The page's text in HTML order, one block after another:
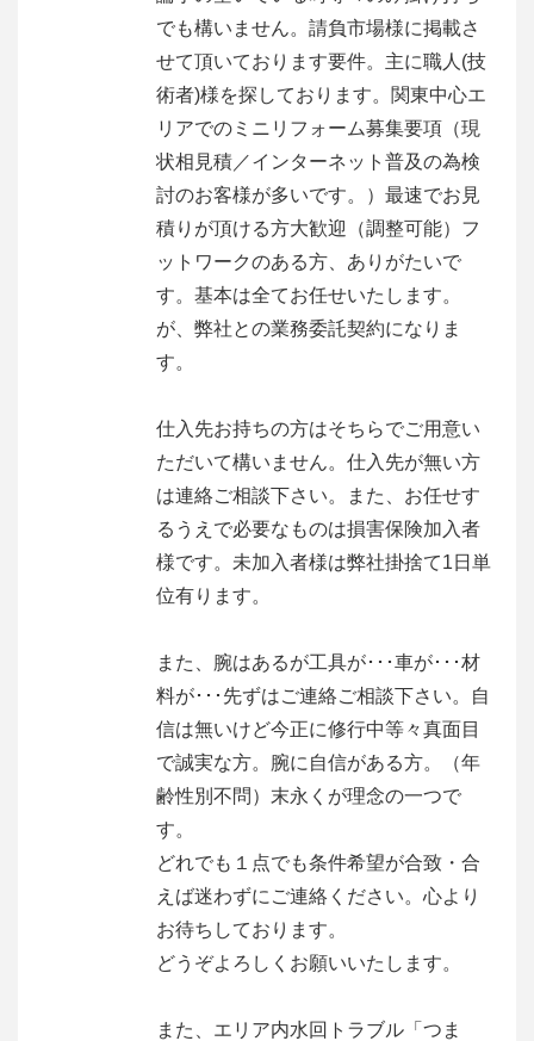
でも構いません。請負市場様に掲載さ
せて頂いております要件。主に職人(技
術者)様を探しております。関東中心エ
リアでのミニリフォーム募集要項（現
状相見積／インターネット普及の為検
討のお客様が多いです。）最速でお見
積りが頂ける方大歓迎（調整可能）フ
ットワークのある方、ありがたいで
す。基本は全てお任せいたします。
が、弊社との業務委託契約になりま
す。
仕入先お持ちの方はそちらでご用意い
ただいて構いません。仕入先が無い方
は連絡ご相談下さい。また、お任せす
るうえで必要なものは損害保険加入者
様です。未加入者様は弊社掛捨て1日単
位有ります。
また、腕はあるが工具が･･･車が･･･材
料が･･･先ずはご連絡ご相談下さい。自
信は無いけど今正に修行中等々真面目
で誠実な方。腕に自信がある方。（年
齢性別不問）末永くが理念の一つで
す。
どれでも１点でも条件希望が合致・合
えば迷わずにご連絡ください。心より
お待ちしております。
どうぞよろしくお願いいたします。
また、エリア内水回トラブル「つま